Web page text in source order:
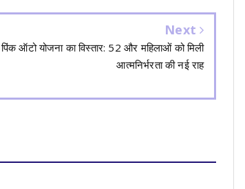
Next
पिंक ऑटो योजना का विस्तार: 52 और महिलाओं को मिली
आत्मनिर्भरता की नई राह